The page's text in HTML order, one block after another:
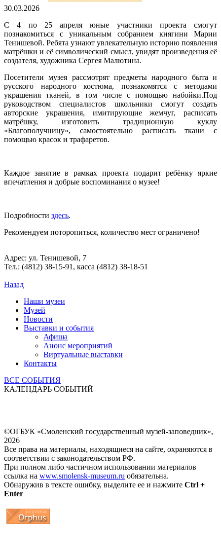
30.03.2026
С 4 по 25 апреля юные участники проекта смогут
познакомиться с уникальным собранием княгини Марии
Тенишевой. Ребята узнают увлекательную историю появления
матрёшки и её символический смысл, увидят произведения её
создателя, художника Сергея Малютина.
Посетители музея рассмотрят предметы народного быта и
русского народного костюма, познакомятся с методами
украшения тканей, в том числе с помощью набойки.Под
руководством специалистов школьники смогут создать
авторские украшения, имитирующие жемчуг, расписать
матрёшку, изготовить традиционную куклу
«Благополучницу», самостоятельно расписать ткани с
помощью красок и трафаретов.
Каждое занятие в рамках проекта подарит ребёнку яркие
впечатления и добрые воспоминания о музее!
Подробности здесь.
Рекомендуем поторопиться, количество мест ограничено!
Адрес: ул. Тенишевой, 7
Тел.: (4812) 38-15-91, касса (4812) 38-18-51
Назад
Наши музеи
Музей
Новости
Выставки и события
Афиша
Анонс мероприятий
Виртуальные выставки
Контакты
ВСЕ СОБЫТИЯ
КАЛЕНДАРЬ СОБЫТИЙ
©ОГБУК «Смоленский государственный музей-заповедник»,
2026
Все права на материалы, находящиеся на сайте, охраняются в
соответствии с законодательством РФ.
При полном либо частичном использовании материалов
ссылка на www.smolensk-museum.ru обязательна.
Обнаружив в тексте ошибку, выделите ее и нажмите Ctrl +
Enter